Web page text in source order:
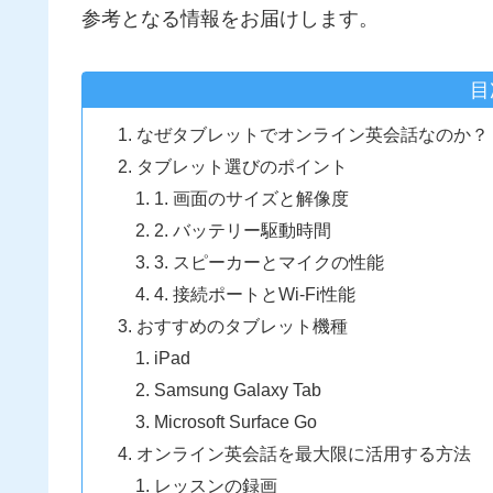
参考となる情報をお届けします。
なぜタブレットでオンライン英会話なのか？
タブレット選びのポイント
1. 画面のサイズと解像度
2. バッテリー駆動時間
3. スピーカーとマイクの性能
4. 接続ポートとWi-Fi性能
おすすめのタブレット機種
iPad
Samsung Galaxy Tab
Microsoft Surface Go
オンライン英会話を最大限に活用する方法
レッスンの録画